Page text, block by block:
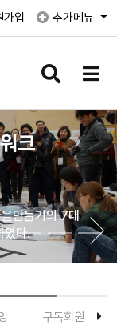
가입 추가메뉴
검
버
튼
메
버
튼
크
만들기의 7대
였다.
구독회원